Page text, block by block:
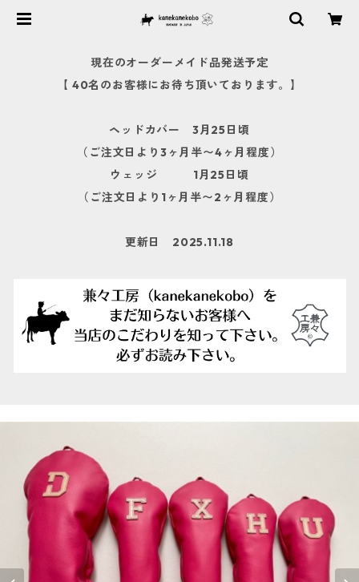
現在のオーダーメイド品発送予定
【 40名のお客様にお待ち頂いております。】
ヘッドカバー 3月25日頃
（ご注文日より3ヶ月半〜4ヶ月程度）
ウェッジ 1月25日頃
（ご注文日より1ヶ月半〜2ヶ月程度）
更新日 2025.11.18